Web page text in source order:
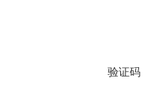
验证码